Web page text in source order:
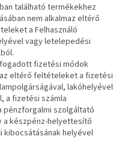
található termékekhez
nem alkalmaz eltérő
a Felhasználó
vagy letelepedési
fizetési módok
eltérő feltételeket a fizetési
lakóhelyével
a fizetési számla
pénzforgalmi szolgáltató
készpénz-helyettesítő
kibocsátásának helyével